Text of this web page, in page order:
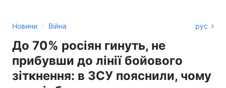
Новини › Війна рус
До 70% росіян гинуть, не
прибувши до лінії бойового
зіткнення: в ЗСУ пояснили, чому